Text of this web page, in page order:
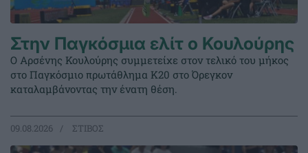
Στην Παγκόσμια ελίτ ο Κουλούρης
Ο Αρσένης Κουλούρης συμμετείχε στον τελικό του μήκος
στο Παγκόσμιο πρωτάθλημα Κ20 στο Όρεγκον
καταλαμβάνοντας την ένατη θέση.
09.08.2026 ΣΤΙΒΟΣ